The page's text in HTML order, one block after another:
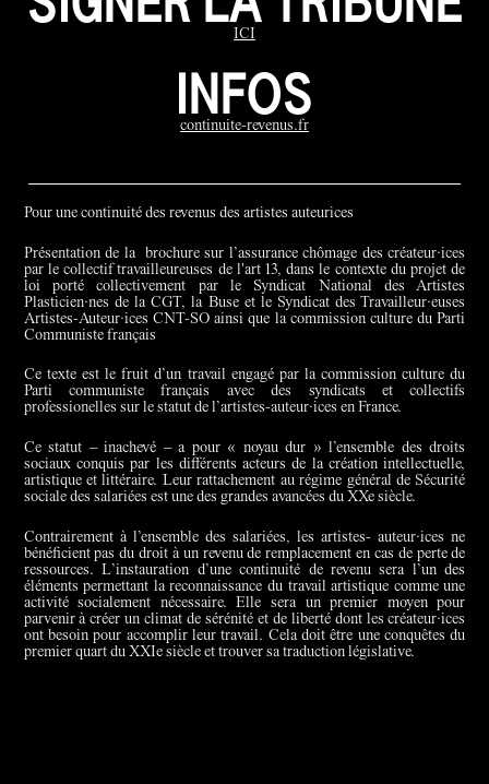
ICI
INFOS
continuite-revenus.fr
Pour une continuité des revenus des artistes auteurices
Présentation de la brochure sur l’assurance chômage des créateur·ices
par le collectif travailleureuses de l'art 13, dans le contexte du projet de
loi porté collectivement par le Syndicat National des Artistes
Plasticien·nes de la CGT, la Buse et le Syndicat des Travailleur·euses
Artistes-Auteur·ices CNT-SO ainsi que la commission culture du Parti
Communiste français
Ce texte est le fruit d’un travail engagé par la commission culture du
Parti communiste français avec des syndicats et collectifs
professionelles sur le statut de l’artistes-auteur·ices en France.
Ce statut – inachevé – a pour « noyau dur » l’ensemble des droits
sociaux conquis par les différents acteurs de la création intellectuelle,
artistique et littéraire. Leur rattachement au régime général de Sécurité
sociale des salariées est une des grandes avancées du XXe siècle.
Contrairement à l’ensemble des salariées, les artistes- auteur·ices ne
bénéficient pas du droit à un revenu de remplacement en cas de perte de
ressources. L’instauration d’une continuité de revenu sera l’un des
éléments permettant la reconnaissance du travail artistique comme une
activité socialement nécessaire. Elle sera un premier moyen pour
parvenir à créer un climat de sérénité et de liberté dont les créateur·ices
ont besoin pour accomplir leur travail. Cela doit être une conquêtes du
premier quart du XXIe siècle et trouver sa traduction législative.